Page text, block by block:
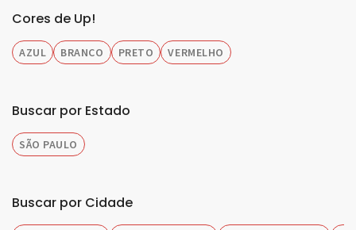
Cores de Up!
AZUL BRANCO PRETO VERMELHO
Buscar por Estado
SÃO PAULO
Buscar por Cidade